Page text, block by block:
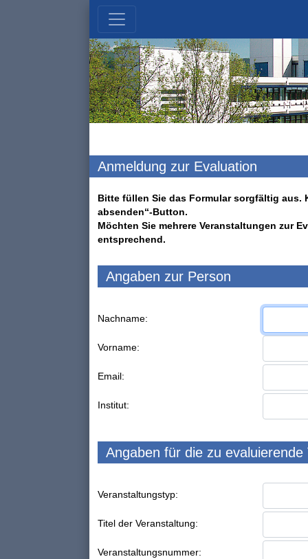
Anmeldung zur Evaluation
Bitte füllen Sie das Formular sorgfältig aus.
absenden“-Button.
Möchten Sie mehrere Veranstaltungen zur
entsprechend.
Angaben zur Person
Nachname:
Vorname:
Email:
Institut:
Angaben für die zu evaluierende
Veranstaltungstyp:
Titel der Veranstaltung:
Veranstaltungsnummer: